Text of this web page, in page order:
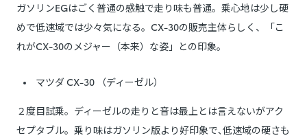
ガソリンEGはごく普通の感触で走り味も普通。乗心地は少し硬
めで低速域では少々気になる。CX-30の販売主体らしく、「こ
れがCX-30のメジャー（本来）な姿」との印象。
マツダ CX-30 （ディーゼル）
２度目試乗。ディーゼルの走りと音は最上とは言えないがアク
セプタブル。乗り味はガソリン版より好印象で､低速域の硬さも